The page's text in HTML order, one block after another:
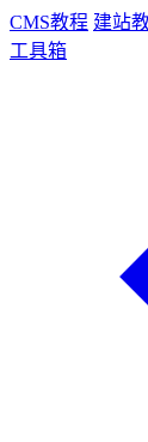
CMS教程 建站
工具箱